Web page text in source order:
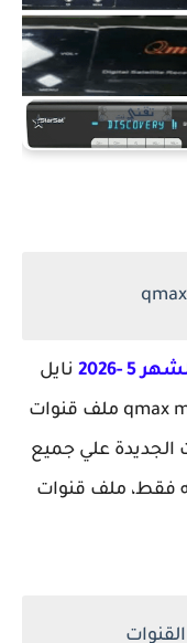
5 -2026
نايل
سات عربي ومتحرك لرسيفر 999 qmax mst ملف قنوات
الجديدة علي جميع
فقط، ملف قنوات